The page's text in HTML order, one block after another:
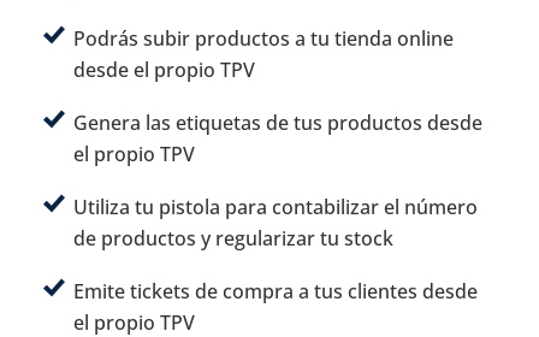
Podrás subir productos a tu tienda online
desde el propio TPV
Genera las etiquetas de tus productos desde
el propio TPV
Utiliza tu pistola para contabilizar el número
de productos y regularizar tu stock
Emite tickets de compra a tus clientes desde
el propio TPV